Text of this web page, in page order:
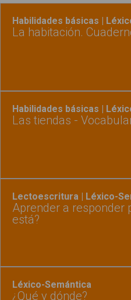
Habilidades básicas |
La habitación.
Habilidades básicas |
Las tiendas -
Lectoescritura | Léxico-
Aprender a responder
está?
Léxico-Semántica
¿Qué y dónde?